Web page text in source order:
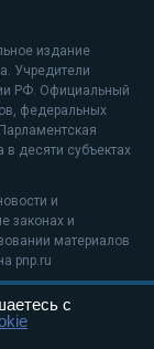
издание
Учредители
РФ. Официальный
федеральных
в десяти субъектах
и
законах и
материалов
pnp.ru
с